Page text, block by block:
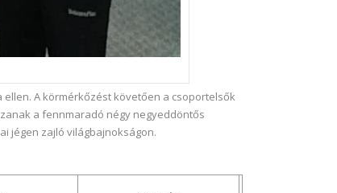
A körmérkőzést követően a csoportelsők
a fennmaradó négy negyeddöntős
jégen zajló világbajnokságon.